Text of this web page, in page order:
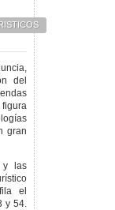
del
gran
y las
el
y 54.